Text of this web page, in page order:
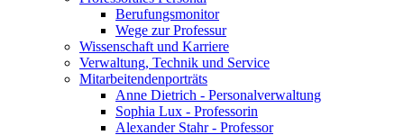
Berufungsmonitor
Wege zur Professur
Wissenschaft und Karriere
Verwaltung, Technik und Service
Mitarbeitendenporträts
Anne Dietrich - Personalverwaltung
Sophia Lux - Professorin
Alexander Stahr - Professor